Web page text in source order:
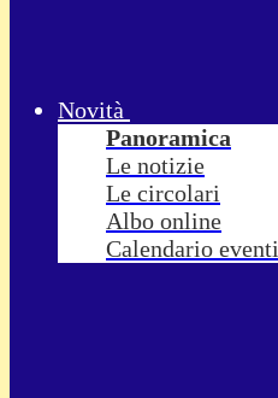
Novità
Panoramica
Le notizie
Le circolari
Albo online
Calendario eventi